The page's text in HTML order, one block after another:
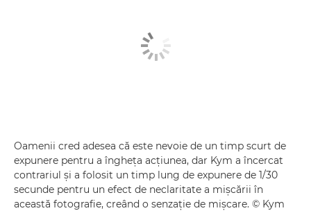
Oamenii cred adesea că este nevoie de un timp scurt de
expunere pentru a îngheţa acţiunea, dar Kym a încercat
contrariul şi a folosit un timp lung de expunere de 1/30
secunde pentru un efect de neclaritate a mişcării în
această fotografie, creând o senzaţie de mişcare. © Kym